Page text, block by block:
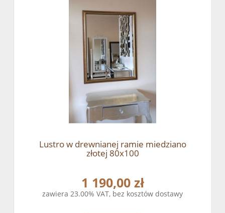
Lustro w drewnianej ramie miedziano
złotej 80x100
1 190,00 zł
zawiera 23.00% VAT, bez kosztów dostawy